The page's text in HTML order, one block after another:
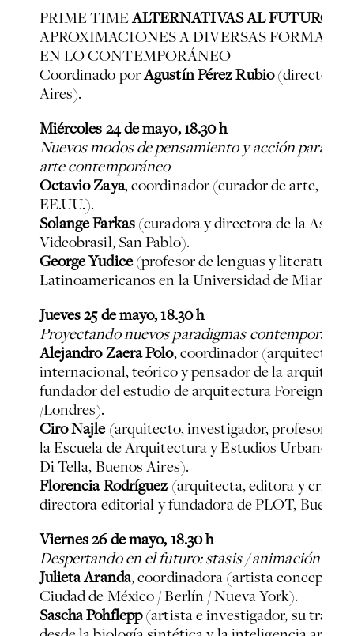
PRIME TIMEALTERNATIVAS AL FUTURO
APROXIMACIONES A DIVERSAS FORMAS
EN LO CONTEMPORÁNEO
Coordinado porAgustín Pérez Rubio(director
Aires).
Miércoles 24 de mayo, 18.30 h
Nuevos modos de pensamiento y acción para
arte contemporáneo
Octavio Zaya, coordinador (curador de arte,
EE.UU.).
Solange Farkas(curadora y directora de la
Videobrasil, San Pablo).
George Yudice(profesor de lenguas y literaturas
Latinoamericanos en la Universidad de Miami).
Jueves 25 de mayo, 18.30 h
Proyectando nuevos paradigmas
Alejandro Zaera Polo, coordinador (arquitecto
internacional, teórico y pensador de la
fundador del estudio de arquitectura Foreign
/Londres).
Ciro Najle(arquitecto, investigador, profesor de
la Escuela de Arquitectura y Estudios Urbanos
Di Tella, Buenos Aires).
Florencia Rodríguez (arquitecta, editora y crítica
directora editorial y fundadora de PLOT, Buenos
Viernes 26 de mayo, 18.30 h
Despertando en el futuro: stasis / animación
Julieta Aranda, coordinadora (artista
Ciudad de México / Berlín / Nueva York).
Sascha Pohflepp(artista e investigador, su